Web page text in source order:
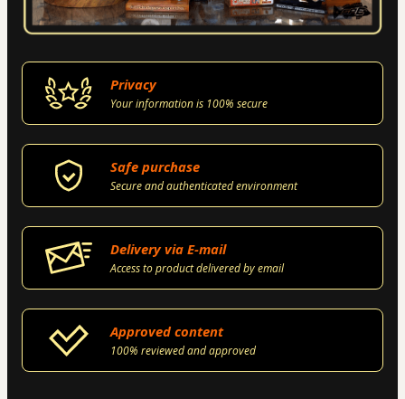
Privacy
Your information is 100% secure
Safe purchase
Secure and authenticated environment
Delivery via E-mail
Access to product delivered by email
Approved content
100% reviewed and approved